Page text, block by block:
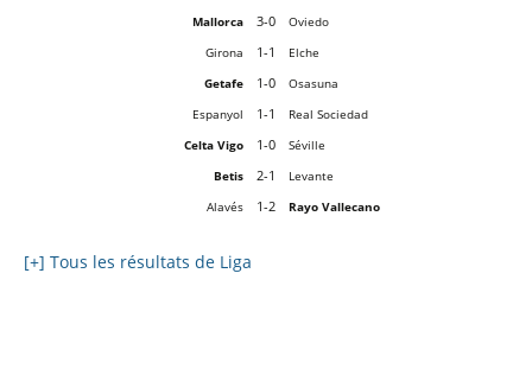
Mallorca
3-0
Oviedo
Girona
1-1
Elche
Getafe
1-0
Osasuna
Espanyol
1-1
Real Sociedad
Celta Vigo
1-0
Séville
Betis
2-1
Levante
Alavés
1-2 Rayo Vallecano
[+] Tous les résultats de Liga